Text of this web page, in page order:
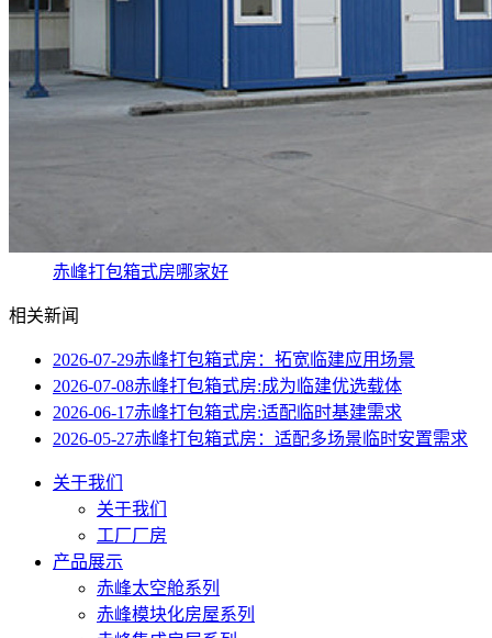
赤峰打包箱式房哪家好
相关新闻
2026-07-29赤峰打包箱式房：拓宽临建应用场景
2026-07-08赤峰打包箱式房:成为临建优选载体
2026-06-17赤峰打包箱式房:适配临时基建需求
2026-05-27赤峰打包箱式房：适配多场景临时安置需求
关于我们
关于我们
工厂厂房
产品展示
赤峰太空舱系列
赤峰模块化房屋系列